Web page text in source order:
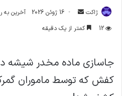
ژاکت
ارسال
ایمیل
16 ژوئن 2026 آخرین به روز
12
کمتر از یک دقیقه
جاسازی ماده مخدر شیشه
کفش که توسط ماموران